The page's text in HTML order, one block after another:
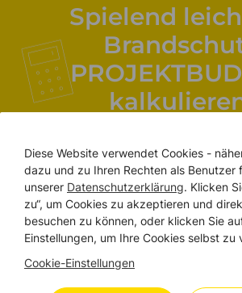
Spielend
Transparenz für Ihr geplantes
Projekt in St.
Budgetrechner erleben
Diese Website verwendet Cookies -
dazu und zu Ihren Rechten als Benutzer
unserer Datenschutzerklärung. Klicken
zu“, um Cookies zu akzeptieren und
besuchen zu können, oder klicken Sie
Einstellungen, um Ihre Cookies selbst zu
Cookie-Einstellungen